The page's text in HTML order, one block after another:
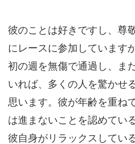
彼のことは好きですし、尊
にレースに参加しています
初の週を無傷で通過し、ま
いれば、多くの人を驚かせ
思います。彼が年齢を重ね
は進まないことを認めてい
彼自身がリラックスしてい